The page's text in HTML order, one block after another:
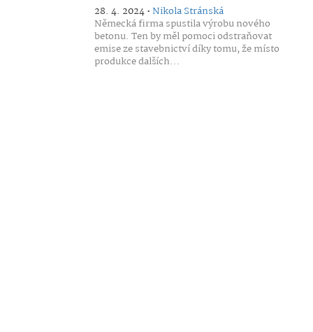
28. 4. 2024 •Nikola Stránská
Německá firma spustila výrobu nového
betonu. Ten by měl pomoci odstraňovat
emise ze stavebnictví díky tomu, že místo
produkce dalších...